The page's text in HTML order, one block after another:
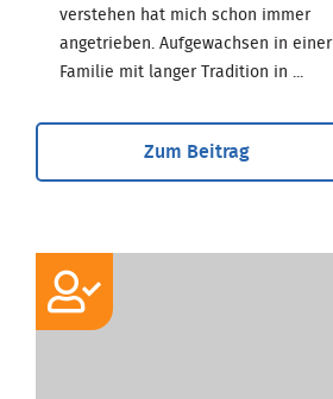
verstehen hat mich schon immer
angetrieben. Aufgewachsen in einer
Familie mit langer Tradition in ...
Zum Beitrag